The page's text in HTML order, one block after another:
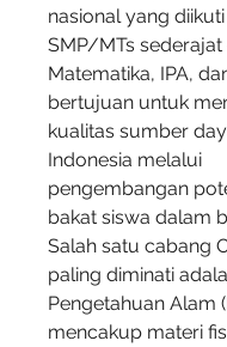
nasional yang
SMP/MTs sederajat
Matematika, IPA,
bertujuan untuk
kualitas sumber
Indonesia melalui
pengembangan
bakat siswa dalam
Salah satu cabang
paling diminati
Pengetahuan Alam
mencakup materi